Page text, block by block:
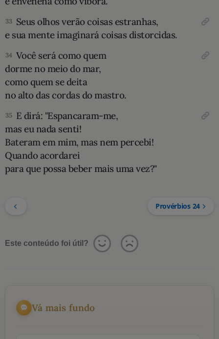
33 Seus olhos verão coisas estranhas,
e sua mente imaginará coisas distorcidas.
34 Você será como quem
dorme no meio do mar,
como quem se deita
no alto das cordas do mastro.
35 E dirá: "Espancaram-me,
mas eu nada senti!
Bateram em mim, mas nem percebi!
Quando acordarei
para que possa beber mais uma vez?"
Provérbios 24
Este conteúdo foi útil?
Vá mais fundo